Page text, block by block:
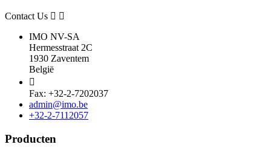
Contact Us
IMO NV-SA
Hermesstraat 2C
1930 Zaventem
België

Fax: +32-2-7202037
admin@imo.be
+32-2-7112057
Producten